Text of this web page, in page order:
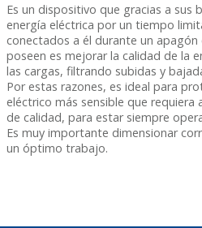
Es un dispositivo que gracias a sus
energía eléctrica por un tiempo
conectados a él durante un
poseen es mejorar la calidad de la
las cargas, filtrando subidas y
Por estas razones, es ideal para
eléctrico más sensible que
de calidad, para estar siempre
Es muy importante dimensionar
un óptimo trabajo.